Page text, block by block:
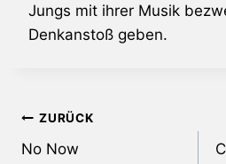
Jungs mit ihrer Musik
Denkanstoß geben.
ZURÜCK
No Now